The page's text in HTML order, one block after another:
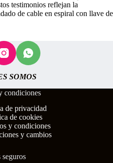
testimonios reflejan la
de cable en espiral con llave de
SOMOS
condiciones
de privacidad
de cookies
y condiciones
y cambios
seguros